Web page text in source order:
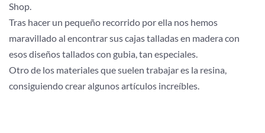
Shop.
Tras hacer un pequeño recorrido por ella nos hemos
maravillado al encontrar sus cajas talladas en madera con
esos diseños tallados con gubia, tan especiales.
Otro de los materiales que suelen trabajar es la resina,
consiguiendo crear algunos artículos increíbles.